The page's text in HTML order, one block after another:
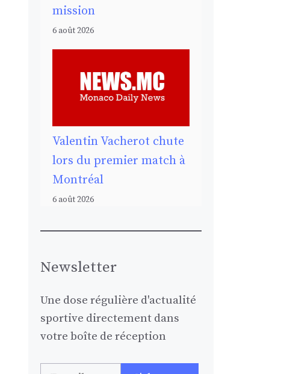
mission
6 août 2026
Valentin Vacherot chute
lors du premier match à
Montréal
6 août 2026
Newsletter
Une dose régulière d'actualité
sportive directement dans
votre boîte de réception